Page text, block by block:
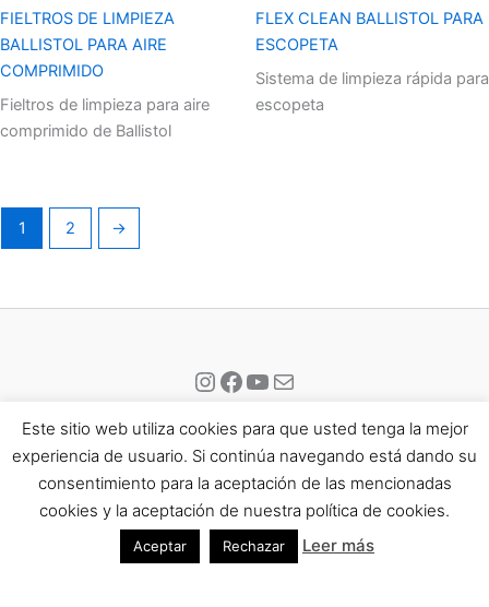
FIELTROS DE LIMPIEZA
BALLISTOL PARA AIRE
COMPRIMIDO
Fieltros de limpieza para aire
comprimido de Ballistol
FLEX CLEAN BALLISTOL PARA
ESCOPETA
Sistema de limpieza rápida para
escopeta
1 2 →
Instagram
Facebook
YouTube
Correo electrónico
Todos los derechos © 2026 Eisport | Funciona gracias aTema
Astra para WordPress
Este sitio web utiliza cookies para que usted tenga la mejor
experiencia de usuario. Si continúa navegando está dando su
consentimiento para la aceptación de las mencionadas
cookies y la aceptación de nuestra política de cookies.
Aceptar Rechazar Leer más